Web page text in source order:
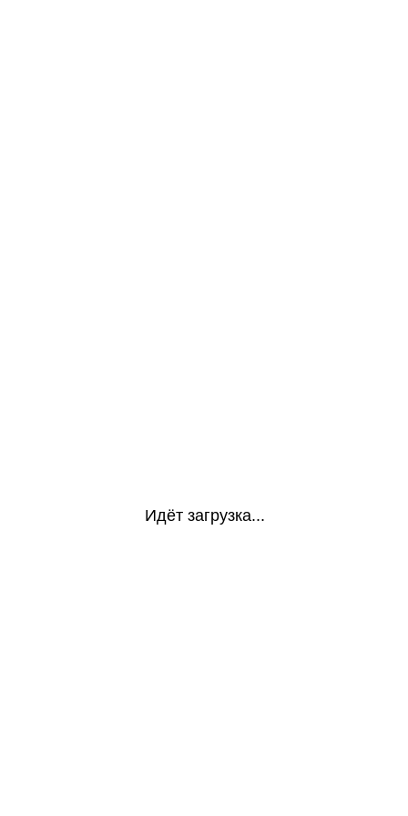
Идёт загрузка...